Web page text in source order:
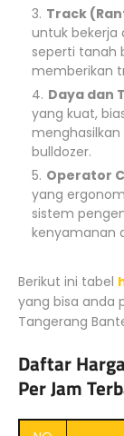
Track
untuk bekerja
seperti tanah
memberikan
Daya dan
yang kuat,
bulldozer.
Operator
yang
sistem
kenyamanan
Berikut ini tabel
yang bisa anda
Tangerang
Daftar
Per Jam